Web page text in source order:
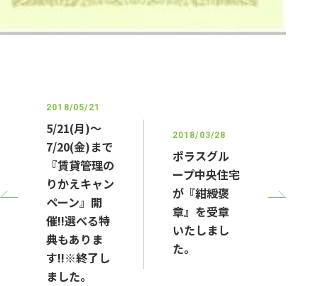
2018/05/21
5/21(月)～
7/20(金)まで
『賃貸管理の
りかえキャン
ペーン』開
催!!選べる特
典もありま
す!!※終了し
ました。
2018/03/28
ポラスグル
ープ中央住宅
が『紺綬褒
章』を受章
いたしまし
た。